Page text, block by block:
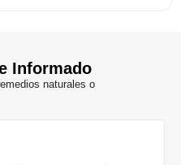
Informado
naturales o